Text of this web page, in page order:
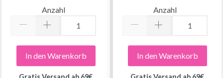
Anzahl
In den Warenkorb
Anzahl
In den Warenkorb